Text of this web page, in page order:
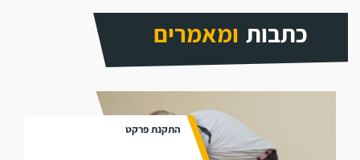
כתבות ומאמרים
התקנת פרקט